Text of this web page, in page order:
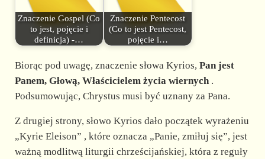
Znaczenie Gospel (Co
to jest, pojęcie i
definicja) -…
Znaczenie Pentecost
(Co to jest Pentecost,
pojęcie i…
Biorąc pod uwagę, znaczenie słowa Kyrios, Pan jest
Panem, Głową, Właścicielem życia wiernych.
Podsumowując, Chrystus musi być uznany za Pana.
Z drugiej strony, słowo Kyrios dało początek wyrażeniu
„Kyrie Eleison” , które oznacza „Panie, zmiłuj się”, jest
ważną modlitwą liturgii chrześcijańskiej, która z reguły